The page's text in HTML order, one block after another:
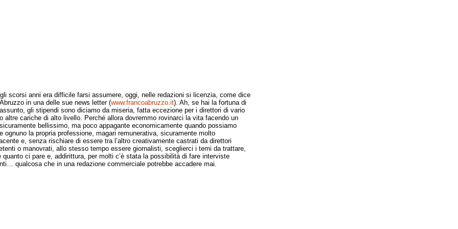
anni era difficile farsi assumere, oggi, nelle redazioni si licenzia, come dice
in una delle sue news letter (www.francoabruzzo.it). Ah, se hai la fortuna di
gli stipendi sono diciamo da miseria, fatta eccezione per i direttori di vario
altre cariche di alto livello. Perché allora dovremmo rovinarci la vita facendo un
bellissimo, ma poco appagante economicamente quando possiamo
ognuno la propria professione, magari remunerativa, sicuramente molto
e, senza rischiare di essere tra l’altro creativamente castrati da direttori
o manovrati, allo stesso tempo essere giornalisti, sceglierci i temi da trattare,
quanto ci pare e, addirittura, per molti c’è stata la possibilità di fare interviste
qualcosa che in una redazione commerciale potrebbe accadere mai.